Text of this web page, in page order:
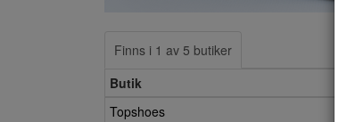
Finns i 1 av 5 butiker
Butik
Topshoes